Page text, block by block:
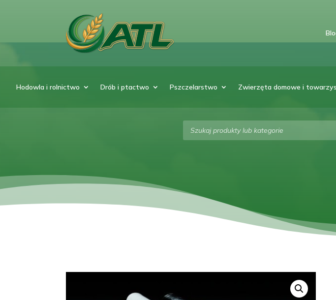
Hodowla i rolnictwo Drób i ptactwo Pszczelarstwo Zwierzęta domowe i
Wyszukiwarka
produktów